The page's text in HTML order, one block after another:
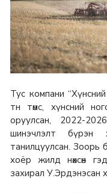
Тус компани “Хүнсний
тн төмс, хүнсний
оруулсан, 2022-
шинэчлэлт бүрэн
танилцуулсан. Зоорь
хоёр жилд нөхсөн
захирал У.Эрдэнэсан